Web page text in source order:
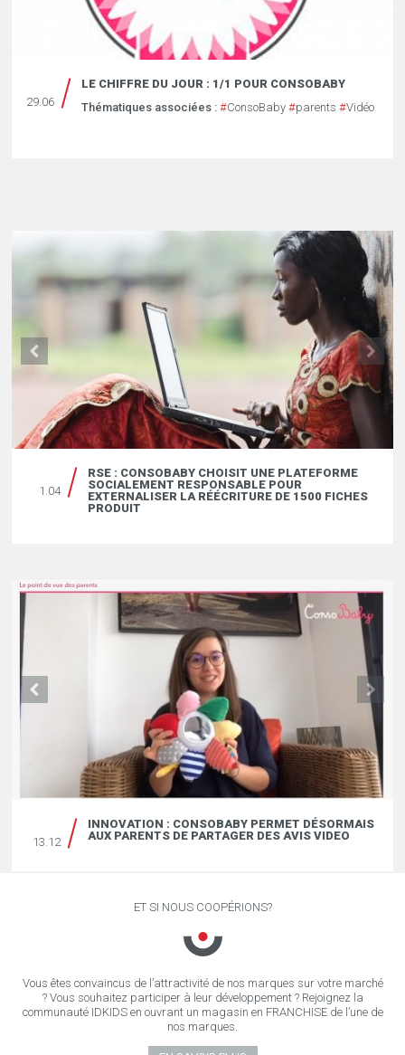
29.06
LE CHIFFRE DU JOUR : 1/1 POUR CONSOBABY
Thématiques associées : #ConsoBaby #parents #Vidéo
1.04
RSE : CONSOBABY CHOISIT UNE PLATEFORME
SOCIALEMENT RESPONSABLE POUR
EXTERNALISER LA RÉÉCRITURE DE 1500 FICHES
PRODUIT
13.12
INNOVATION : CONSOBABY PERMET DÉSORMAIS
AUX PARENTS DE PARTAGER DES AVIS VIDEO
ET SI NOUS COOPÉRIONS?
Vous êtes convaincus de l’attractivité de nos marques sur votre marché
? Vous souhaitez participer à leur développement ? Rejoignez la
communauté IDKIDS en ouvrant un magasin en FRANCHISE de l’une de
nos marques.